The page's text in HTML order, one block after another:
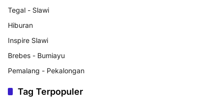
Tegal - Slawi
Hiburan
Inspire Slawi
Brebes - Bumiayu
Pemalang - Pekalongan
Tag Terpopuler